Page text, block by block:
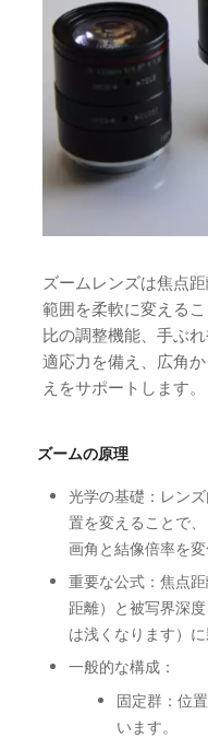
ズームレンズは焦点
範囲を柔軟に変える
比の調整機能、手ぶ
適応力を備え、広角
えをサポートします。
ズームの原理
光学の基礎：レン
置を変えることで
画角と結像倍率を変
重要な公式：焦点
距離）と被写界深
は浅くなります）に
一般的な構成：
固定群：位
います。